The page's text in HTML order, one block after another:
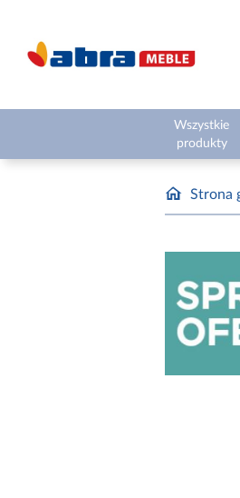
Wszystkie
produkty
Strona